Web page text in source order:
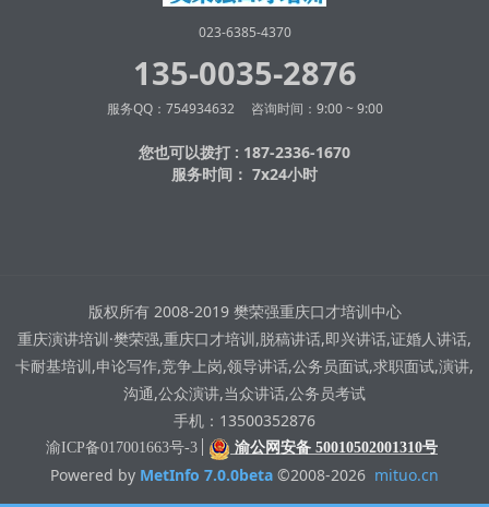
023-6385-4370
135-0035-2876
服务QQ：754934632 咨询时间：9:00 ~ 9:00
您也可以拨打 : 187-2336-1670
服务时间： 7x24小时
版权所有 2008-2019 樊荣强重庆口才培训中心
重庆演讲培训·樊荣强,重庆口才培训,脱稿讲话,即兴讲话,证婚人讲话,
卡耐基培训,申论写作,竞争上岗,领导讲话,公务员面试,求职面试,演讲,
沟通,公众演讲,当众讲话,公务员考试
手机：13500352876
渝ICP备017001663号-3 渝公网安备 50010502001310号
Powered by MetInfo 7.0.0beta ©2008-2026 mituo.cn